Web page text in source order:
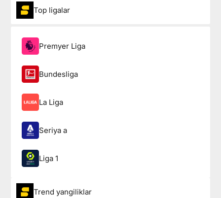
Top ligalar
Premyer Liga
Bundesliga
La Liga
Seriya a
Liga 1
Trend yangiliklar